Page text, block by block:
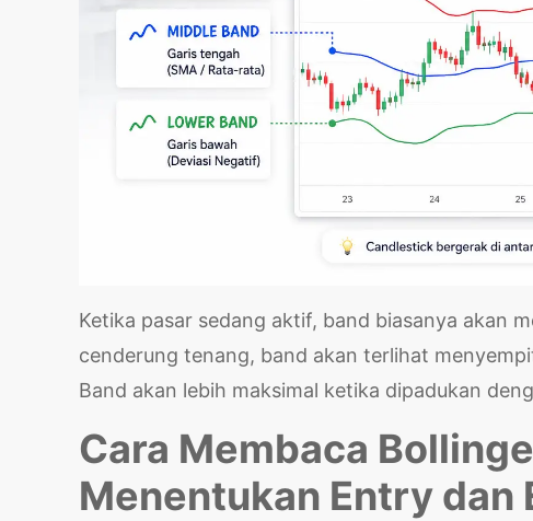
Ketika pasar sedang aktif, band biasanya akan
cenderung tenang, band akan terlihat
Band akan lebih maksimal ketika dipadukan
Cara Membaca
Menentukan Entry dan